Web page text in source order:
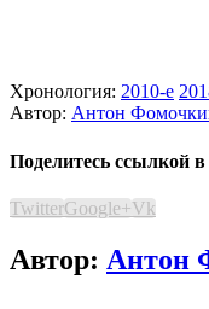
Хронология: 2010-е
Автор: Антон
Поделитесь ссылкой
TwitterGoogle+Vk
Автор: Антон